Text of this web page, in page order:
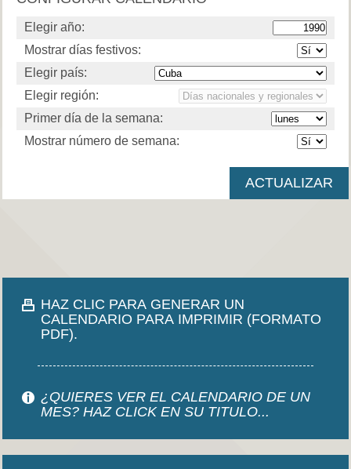
Elegir año:
Mostrar días festivos:
Elegir país:
Elegir región:
Primer día de la semana:
Mostrar número de semana:
HAZ CLIC PARA GENERAR UN
CALENDARIO PARA IMPRIMIR (FORMATO
PDF).
¿QUIERES VER EL CALENDARIO DE UN
MES? HAZ CLICK EN SU TITULO...